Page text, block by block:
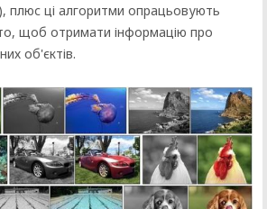
плюс ці алгоритми опрацьовують
щоб отримати інформацію про
об'єктів.